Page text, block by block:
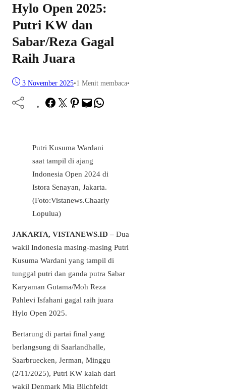
Hylo Open 2025:
Putri KW dan
Sabar/Reza Gagal
Raih Juara
3 November 2025•1 Menit membaca•
Facebook
TwitterPinterest
Mail
Putri Kusuma Wardani
saat tampil di ajang
Indonesia Open 2024 di
Istora Senayan, Jakarta.
(Foto:Vistanews.Chaarly
Lopulua)
JAKARTA, VISTANEWS.ID – Dua
wakil Indonesia masing-masing Putri
Kusuma Wardani yang tampil di
tunggal putri dan ganda putra Sabar
Karyaman Gutama/Moh Reza
Pahlevi Isfahani gagal raih juara
Hylo Open 2025.
Bertarung di partai final yang
berlangsung di Saarlandhalle,
Saarbruecken, Jerman, Minggu
(2/11/2025), Putri KW kalah dari
wakil Denmark Mia Blichfeldt